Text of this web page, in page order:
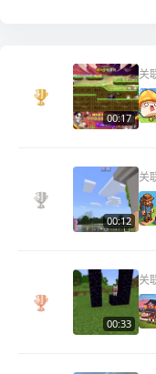
00:17
关
00:12
关
00:33
关